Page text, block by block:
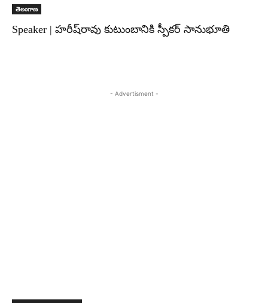
తెలంగాణ
Speaker | హరీష్‌రావు కుటుంబానికి స్పీకర్ సానుభూతి
- Advertisment -